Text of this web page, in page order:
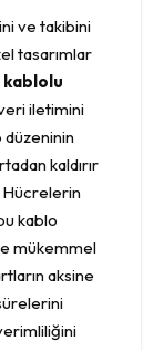
ve takibini
tasarımlar
iletimini
düzeninin
kaldırır
Hücrelerin
kablo
mükemmel
aksine